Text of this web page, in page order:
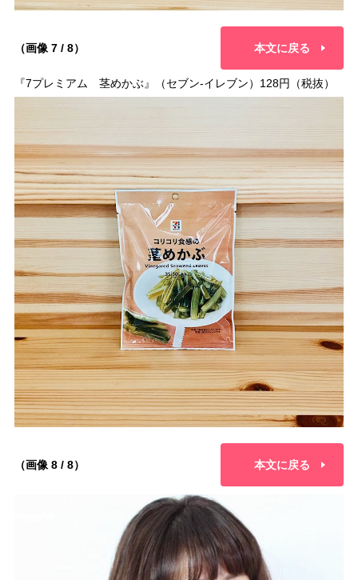
（画像 7 / 8） 本文に戻る
『7プレミアム 茎めかぶ』（セブン-イレブン）128円（税抜）
（画像 8 / 8） 本文に戻る